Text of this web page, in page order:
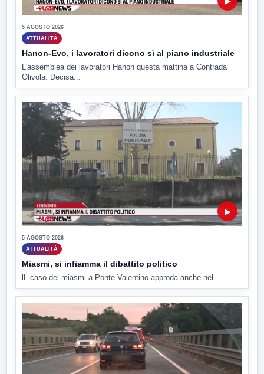
5 AGOSTO 2026
ATTUALITÀ
Hanon-Evo, i lavoratori dicono sì al piano industriale
L'assemblea dei lavoratori Hanon questa mattina a Contrada
Olivola. Decisa...
▶
5 AGOSTO 2026
ATTUALITÀ
Miasmi, si infiamma il dibattito politico
lL caso dei miasmi a Ponte Valentino approda anche nel...